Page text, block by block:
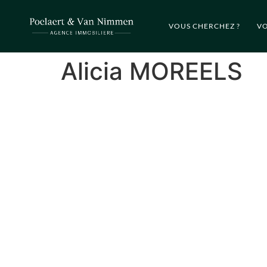
VOUS CHERCHEZ ?
Alicia MOREELS